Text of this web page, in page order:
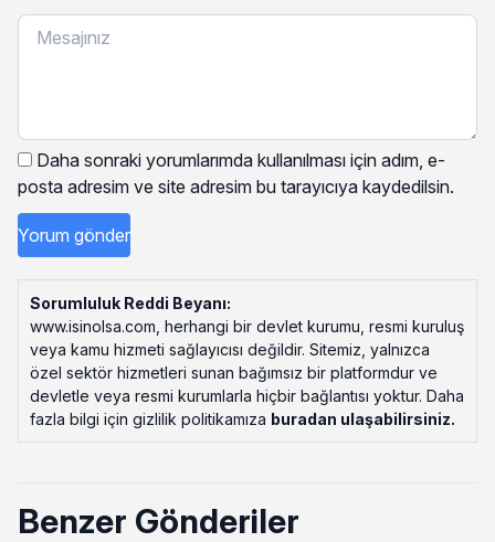
Daha sonraki yorumlarımda kullanılması için adım, e-
posta adresim ve site adresim bu tarayıcıya kaydedilsin.
Sorumluluk Reddi Beyanı:
www.isinolsa.com, herhangi bir devlet kurumu, resmi kuruluş
veya kamu hizmeti sağlayıcısı değildir. Sitemiz, yalnızca
özel sektör hizmetleri sunan bağımsız bir platformdur ve
devletle veya resmi kurumlarla hiçbir bağlantısı yoktur. Daha
fazla bilgi için gizlilik politikamıza buradan ulaşabilirsiniz.
Benzer Gönderiler